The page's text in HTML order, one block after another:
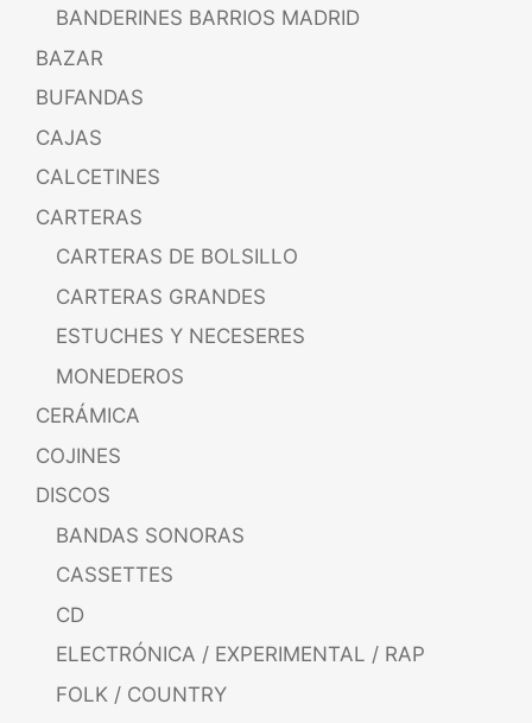
BANDERINES BARRIOS MADRID
BAZAR
BUFANDAS
CAJAS
CALCETINES
CARTERAS
CARTERAS DE BOLSILLO
CARTERAS GRANDES
ESTUCHES Y NECESERES
MONEDEROS
CERÁMICA
COJINES
DISCOS
BANDAS SONORAS
CASSETTES
CD
ELECTRÓNICA / EXPERIMENTAL / RAP
FOLK / COUNTRY